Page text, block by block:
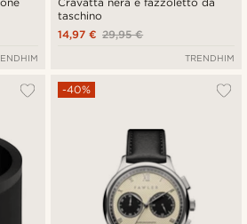
taschino
29,95 €
14,97 €
TRENDHIM
-40%